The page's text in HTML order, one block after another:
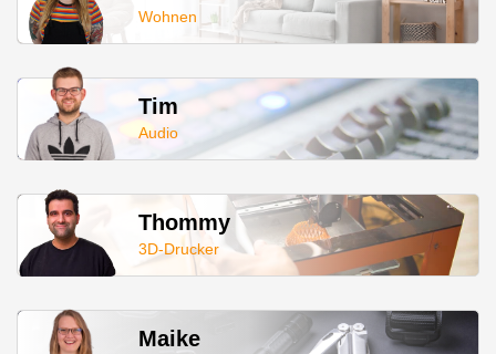
Wohnen
Tim
Audio
Thommy
3D-Drucker
Maike